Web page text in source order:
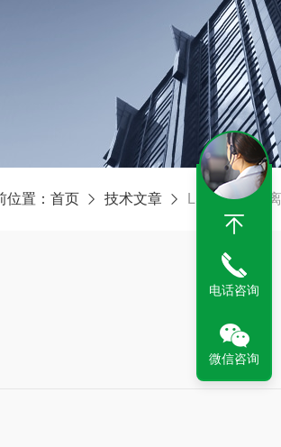
位置： 首页 技术文章 LSSF砂水分
电话咨询
微信咨询